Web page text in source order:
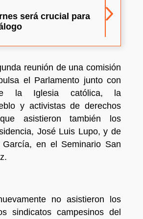
será crucial para
reunión de una comisión
el Parlamento junto con
la Iglesia católica, la
y activistas de derechos
asistieron también los
José Luis Lupo, y de
García, en el Seminario San
no asistieron los
sindicatos campesinos del